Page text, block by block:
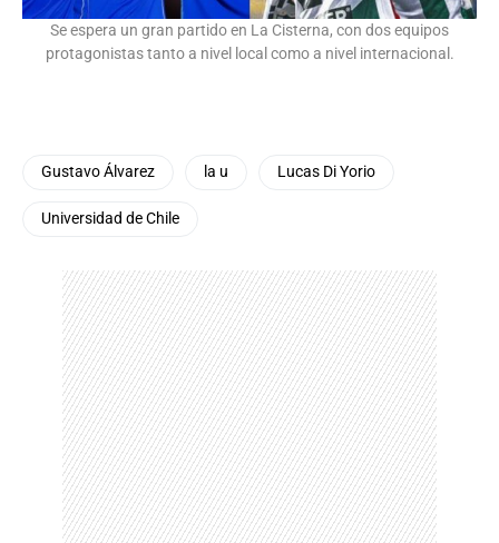
Se espera un gran partido en La Cisterna, con dos equipos
protagonistas tanto a nivel local como a nivel internacional.
Gustavo Álvarez la u Lucas Di Yorio
Universidad de Chile